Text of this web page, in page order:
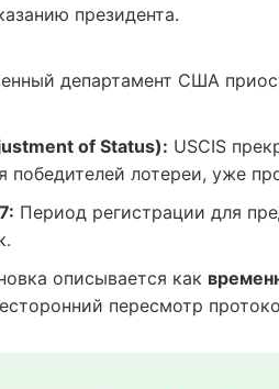
президента.
департамент США
of Status): USCIS
победителей лотереи, уже
Период регистрации для
описывается как
пересмотр